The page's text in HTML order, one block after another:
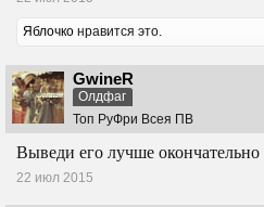
Яблочко нравится это.
GwineR
Олдфаг
Топ РуФри Всея ПВ
Выведи его лучше окончательно
22 июл 2015